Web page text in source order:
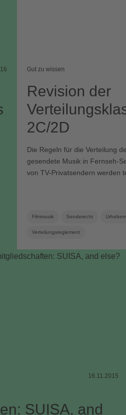
Gut zu wissen
Revision der
2C/2D
Die Regeln für die Verteilung
gesendete Musik in Fernseh-
von TV-Privatsendern werden
Filmmusik Senderecht
Verteilungsreglement
16.11.2015
SUISA, and